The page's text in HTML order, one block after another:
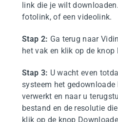
link die je wilt
fotolink, of een videolink.
Stap 2: Ga terug naar
het vak en klik op de knop
Stap 3: U wacht even
systeem het
verwerkt en naar u
bestand en de resolutie
klik op de knop